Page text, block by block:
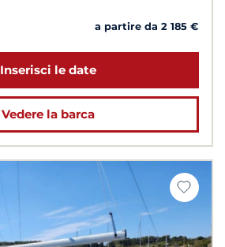
a partire da 2 185 €
Inserisci le date
Vedere la barca